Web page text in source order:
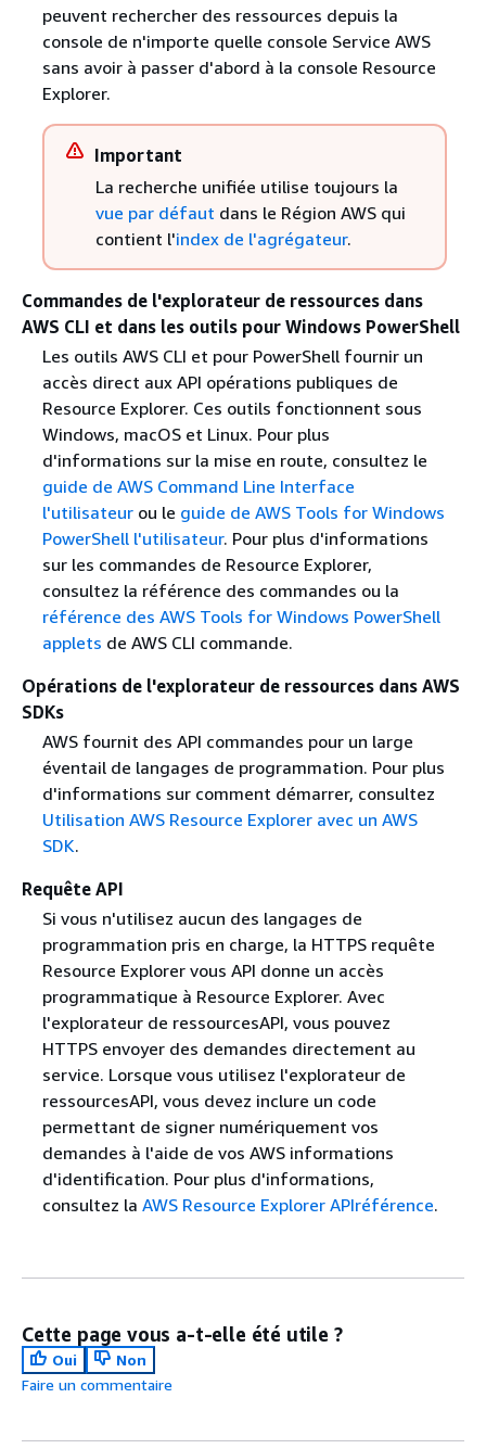
peuvent rechercher des ressources depuis la
console de n'importe quelle console Service AWS
sans avoir à passer d'abord à la console Resource
Explorer.
Important
La recherche unifiée utilise toujours la
vue par défaut dans le Région AWS qui
contient l'index de l'agrégateur.
Commandes de l'explorateur de ressources dans
AWS CLI et dans les outils pour Windows PowerShell
Les outils AWS CLI et pour PowerShell fournir un
accès direct aux API opérations publiques de
Resource Explorer. Ces outils fonctionnent sous
Windows, macOS et Linux. Pour plus
d'informations sur la mise en route, consultez le
guide de AWS Command Line Interface
l'utilisateurou le guide de AWS Tools for Windows
PowerShell l'utilisateur. Pour plus d'informations
sur les commandes de Resource Explorer,
consultez la référence des commandes ou la
référence des AWS Tools for Windows PowerShell
applets de AWS CLI commande.
Opérations de l'explorateur de ressources dans AWS
SDKs
AWS fournit des API commandes pour un large
éventail de langages de programmation. Pour plus
d'informations sur comment démarrer, consultez
Utilisation AWS Resource Explorer avec un AWS
SDK.
Requête API
Si vous n'utilisez aucun des langages de
programmation pris en charge, la HTTPS requête
Resource Explorer vous API donne un accès
programmatique à Resource Explorer. Avec
l'explorateur de ressourcesAPI, vous pouvez
HTTPS envoyer des demandes directement au
service. Lorsque vous utilisez l'explorateur de
ressourcesAPI, vous devez inclure un code
permettant de signer numériquement vos
demandes à l'aide de vos AWS informations
d'identification. Pour plus d'informations,
consultez la AWS Resource Explorer APIréférence.
Cette page vous a-t-elle été utile ?
Oui
Non
Faire un commentaire